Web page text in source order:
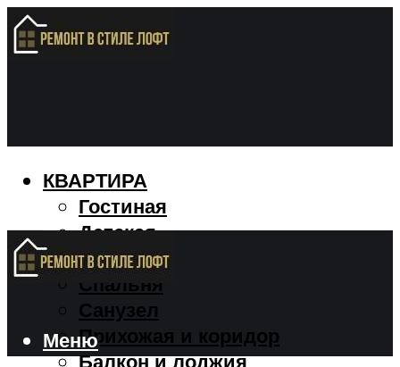
КВАРТИРА
Гостиная
Детская
Кухня
Спальня
Санузел
Прихожая и коридор
Балкон и лоджия
Меню